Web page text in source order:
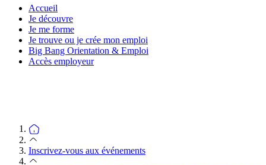
Accueil
Je découvre
Je me forme
Je trouve ou je crée mon emploi
Big Bang Orientation & Emploi
Accès employeur
Inscrivez-vous aux événements